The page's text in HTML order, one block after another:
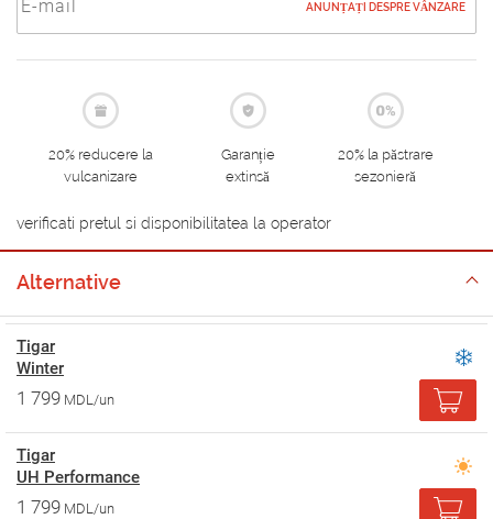
ANUNȚAȚI DESPRE VÂNZARE
20% reducere la
vulcanizare
Garanție
extinsă
20% la păstrare
sezonieră
verificati pretul si disponibilitatea la operator
Alternative
Tigar
Winter
1 799 MDL/un
Tigar
UH Performance
1 799 MDL/un